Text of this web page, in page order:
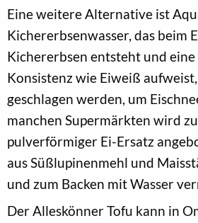
Eine weitere Alternative ist
Kichererbsenwasser, das beim
Kichererbsen entsteht und
Konsistenz wie Eiweiß
geschlagen werden, um
manchen Supermärkten wird
pulverförmiger Ei-Ersatz
aus Süßlupinenmehl und
und zum Backen mit Wasser
Der Alleskönner Tofu kann in